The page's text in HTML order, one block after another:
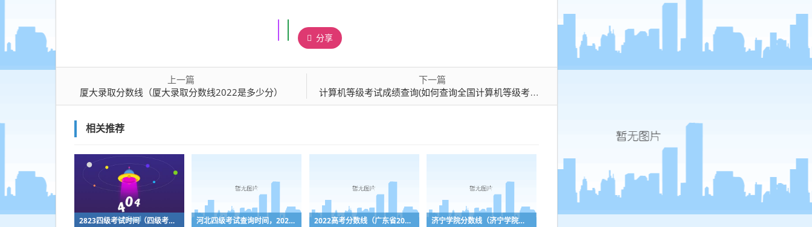
分享
上一篇
厦大录取分数线（厦大录取分数线2022是多少分）
下一篇
计算机等级考试成绩查询(如何查询全国计算机等级考试的分数)
考
的
相关推荐
2823四级考试时间（四级考试时间2031） 河北四级考试查询时间，2020河北四级联考什么时间出成绩 2022高考分数线（广东省2022高考分数线） 济宁学院分数线（济宁学院分数线2023）